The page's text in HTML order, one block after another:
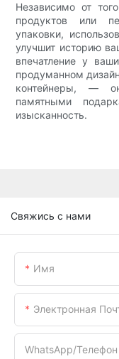
Независимо от
продуктов или
упаковки,
улучшит историю
впечатление у
продуманном
контейнеры, —
памятными
изысканность.
Свяжись с нами
Имя
Электронная
WhatsApp/телефон